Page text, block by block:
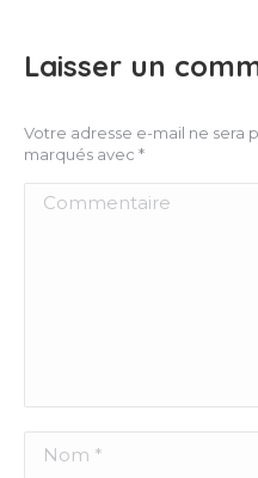
Laisser un
Votre adresse e-mail ne sera
marqués avec *
Commentaire
Nom *